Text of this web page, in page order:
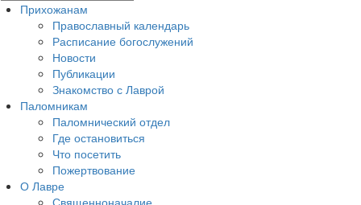
Прихожанам
Православный календарь
Расписание богослужений
Новости
Публикации
Знакомство с Лаврой
Паломникам
Паломнический отдел
Где остановиться
Что посетить
Пожертвование
О Лавре
Священноначалие